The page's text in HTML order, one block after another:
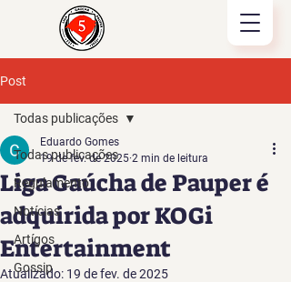
Post
Todas publicações
Regulamento
Notícias
Artígos
Gossip
Todas publicações
Liga Gaúcha de Pauper é
adquirida por KOGi
Entertainment
Eduardo Gomes
19 de fev. de 2025 2 min de leitura
Atualizado: 19 de fev. de 2025